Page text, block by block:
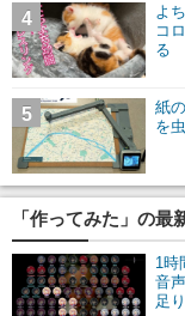
よ
コ
る
4
紙
を
5
「作ってみた」の最
1時
音
足